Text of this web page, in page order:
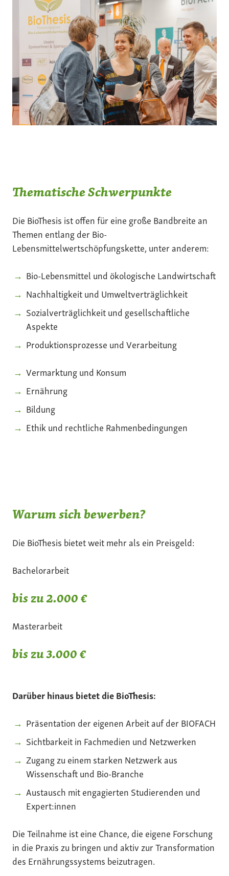
Thematische Schwerpunkte
Die BioThesis ist offen für eine große Bandbreite an
Themen entlang der Bio-
Lebensmittelwertschöpfungskette, unter anderem:
Bio-Lebensmittel und ökologische Landwirtschaft
Nachhaltigkeit und Umweltverträglichkeit
Sozialverträglichkeit und gesellschaftliche
Aspekte
Produktionsprozesse und Verarbeitung
Vermarktung und Konsum
Ernährung
Bildung
Ethik und rechtliche Rahmenbedingungen
Warum sich bewerben?
Die BioThesis bietet weit mehr als ein Preisgeld:
Bachelorarbeit
bis zu 2.000 €
Masterarbeit
bis zu 3.000 €
Darüber hinaus bietet die BioThesis:
Präsentation der eigenen Arbeit auf der BIOFACH
Sichtbarkeit in Fachmedien und Netzwerken
Zugang zu einem starken Netzwerk aus
Wissenschaft und Bio-Branche
Austausch mit engagierten Studierenden und
Expert:innen
Die Teilnahme ist eine Chance, die eigene Forschung
in die Praxis zu bringen und aktiv zur Transformation
des Ernährungssystems beizutragen.